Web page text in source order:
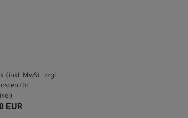
(inkl. MwSt. zzgl.
für
)
EUR